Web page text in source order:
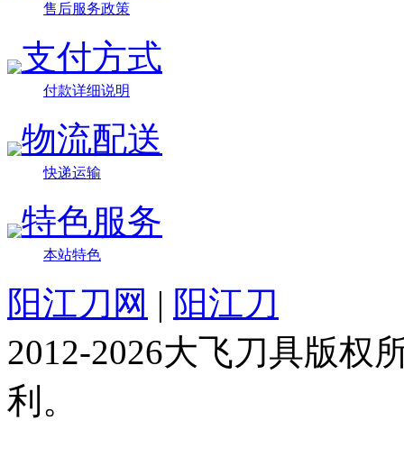
售后服务政策
支付方式
付款详细说明
物流配送
快递运输
特色服务
本站特色
阳江刀网 | 阳江刀
2012-2026大飞刀具版权
利。